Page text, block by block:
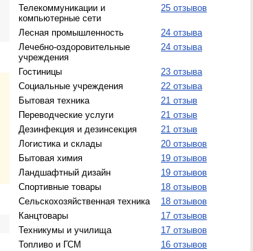
Телекоммуникации и
компьютерные сети
25 отзывов
Лесная промышленность
24 отзыва
Лечебно-оздоровительные
учреждения
24 отзыва
Гостиницы
23 отзыва
Социальные учреждения
22 отзыва
Бытовая техника
21 отзыв
Переводческие услуги
21 отзыв
Дезинфекция и дезинсекция
21 отзыв
Логистика и склады
20 отзывов
Бытовая химия
19 отзывов
Ландшафтный дизайн
19 отзывов
Спортивные товары
18 отзывов
Сельскохозяйственная техника
18 отзывов
Канцтовары
17 отзывов
Техникумы и училища
17 отзывов
Топливо и ГСМ
16 отзывов